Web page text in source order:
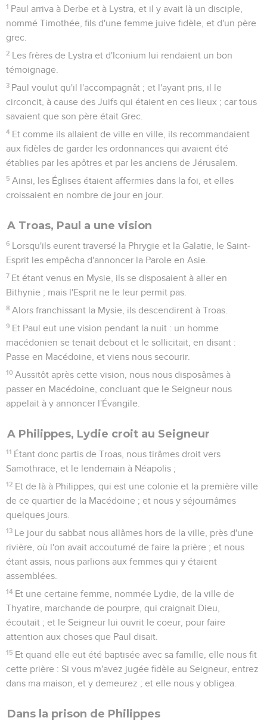
1 Paul arriva à Derbe et à Lystra, et il y avait là un disciple,
nommé Timothée, fils d'une femme juive fidèle, et d'un père
grec.
2 Les frères de Lystra et d'Iconium lui rendaient un bon
témoignage.
3 Paul voulut qu'il l'accompagnât ; et l'ayant pris, il le
circoncit, à cause des Juifs qui étaient en ces lieux ; car tous
savaient que son père était Grec.
4 Et comme ils allaient de ville en ville, ils recommandaient
aux fidèles de garder les ordonnances qui avaient été
établies par les apôtres et par les anciens de Jérusalem.
5 Ainsi, les Églises étaient affermies dans la foi, et elles
croissaient en nombre de jour en jour.
A Troas, Paul a une vision
6 Lorsqu'ils eurent traversé la Phrygie et la Galatie, le Saint-
Esprit les empêcha d'annoncer la Parole en Asie.
7 Et étant venus en Mysie, ils se disposaient à aller en
Bithynie ; mais l'Esprit ne le leur permit pas.
8 Alors franchissant la Mysie, ils descendirent à Troas.
9 Et Paul eut une vision pendant la nuit : un homme
macédonien se tenait debout et le sollicitait, en disant :
Passe en Macédoine, et viens nous secourir.
10 Aussitôt après cette vision, nous nous disposâmes à
passer en Macédoine, concluant que le Seigneur nous
appelait à y annoncer l'Évangile.
A Philippes, Lydie croit au Seigneur
11 Étant donc partis de Troas, nous tirâmes droit vers
Samothrace, et le lendemain à Néapolis ;
12 Et de là à Philippes, qui est une colonie et la première ville
de ce quartier de la Macédoine ; et nous y séjournâmes
quelques jours.
13 Le jour du sabbat nous allâmes hors de la ville, près d'une
rivière, où l'on avait accoutumé de faire la prière ; et nous
étant assis, nous parlions aux femmes qui y étaient
assemblées.
14 Et une certaine femme, nommée Lydie, de la ville de
Thyatire, marchande de pourpre, qui craignait Dieu,
écoutait ; et le Seigneur lui ouvrit le coeur, pour faire
attention aux choses que Paul disait.
15 Et quand elle eut été baptisée avec sa famille, elle nous fit
cette prière : Si vous m'avez jugée fidèle au Seigneur, entrez
dans ma maison, et y demeurez ; et elle nous y obligea.
Dans la prison de Philippes